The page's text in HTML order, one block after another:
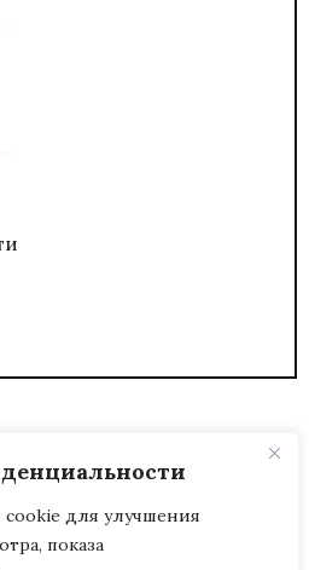
для улучшения
показа